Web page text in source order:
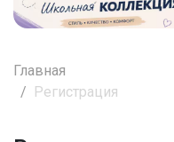
Главная
Регистрация